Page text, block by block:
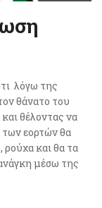
λόγω της
θάνατο του
θέλοντας να
εορτών θα
και θα τα
μέσω της